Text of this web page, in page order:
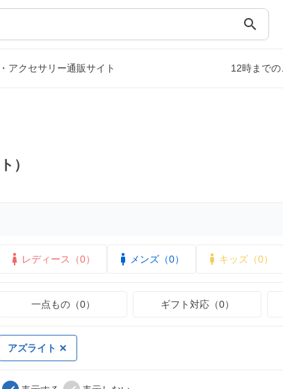
search
アクセサリー通販サイト 12時まで
）
レディース（0） メンズ（0） キッズ（0）
一点もの（0） ギフト対応（0）
アズライト